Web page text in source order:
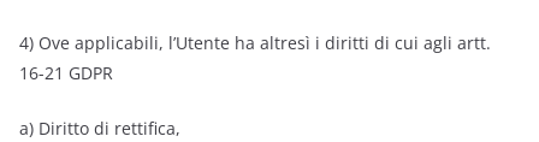
4) Ove applicabili, l’Utente ha altresì i diritti di cui agli artt.
16-21 GDPR
a) Diritto di rettifica,